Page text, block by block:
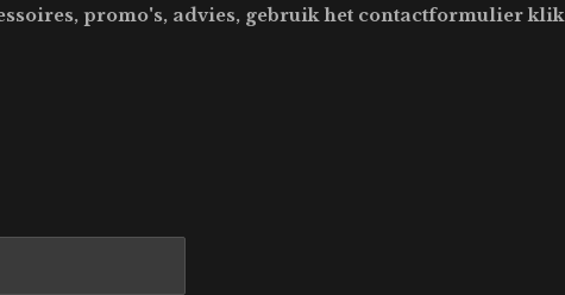
promo's, advies, gebruik het contactformulier klik